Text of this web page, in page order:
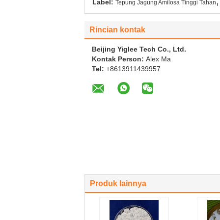
Label: Tepung Jagung Amilosa Tinggi Tahan
Rincian kontak
Beijing Yiglee Tech Co., Ltd.
Kontak Person: Alex Ma
Tel: +8613911439957
Produk lainnya